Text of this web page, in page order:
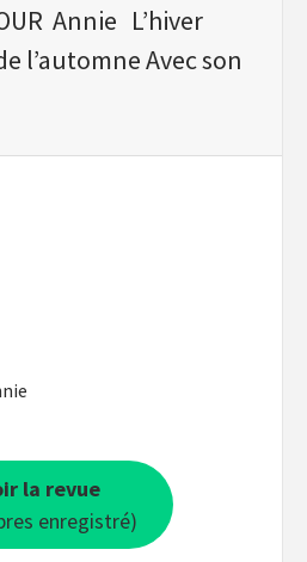
Annie L’hiver
l’automne Avec son
la revue
enregistré)